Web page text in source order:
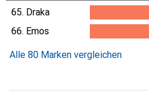
65. Draka
3.2%
66. Emos
Alle 80 Marken vergleichen